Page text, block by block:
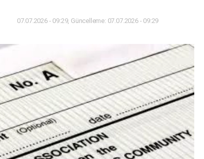
07.07.2026 - 09:29, Güncelleme: 07.07.2026 - 09:29